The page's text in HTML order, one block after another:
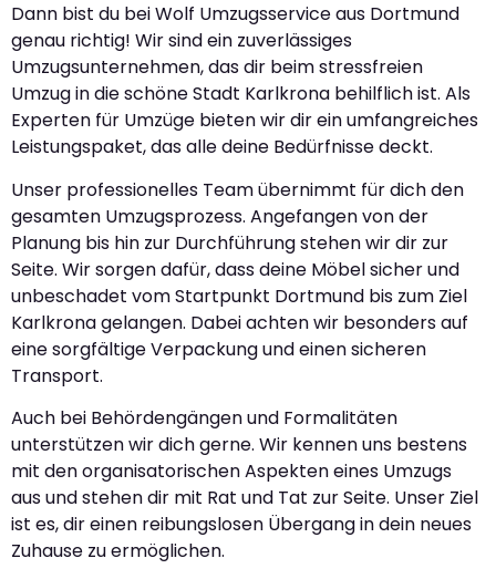
Dann bist du bei Wolf Umzugsservice aus Dortmund
genau richtig! Wir sind ein zuverlässiges
Umzugsunternehmen, das dir beim stressfreien
Umzug in die schöne Stadt Karlkrona behilflich ist. Als
Experten für Umzüge bieten wir dir ein umfangreiches
Leistungspaket, das alle deine Bedürfnisse deckt.
Unser professionelles Team übernimmt für dich den
gesamten Umzugsprozess. Angefangen von der
Planung bis hin zur Durchführung stehen wir dir zur
Seite. Wir sorgen dafür, dass deine Möbel sicher und
unbeschadet vom Startpunkt Dortmund bis zum Ziel
Karlkrona gelangen. Dabei achten wir besonders auf
eine sorgfältige Verpackung und einen sicheren
Transport.
Auch bei Behördengängen und Formalitäten
unterstützen wir dich gerne. Wir kennen uns bestens
mit den organisatorischen Aspekten eines Umzugs
aus und stehen dir mit Rat und Tat zur Seite. Unser Ziel
ist es, dir einen reibungslosen Übergang in dein neues
Zuhause zu ermöglichen.